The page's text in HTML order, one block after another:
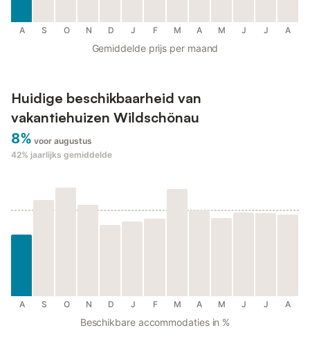
A S O N D J F M A M J J A
Gemiddelde prijs per maand
Huidige beschikbaarheid van
vakantiehuizen Wildschönau
8% voor augustus
42% jaarlijks gemiddelde
A S O N D J F M A M J J A
Beschikbare accommodaties in %